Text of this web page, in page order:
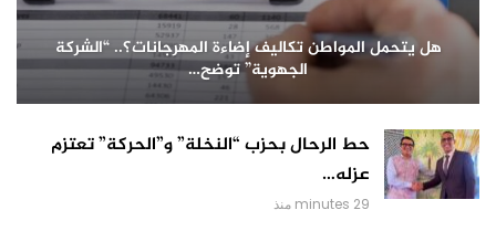
هل يتحمل المواطن تكاليف إضاءة المهرجانات؟.. “الشركة
الجهوية” توضح…
حط الرحال بحزب “النخلة” و”الحركة” تعتزم
عزله…
29 minutes منذ